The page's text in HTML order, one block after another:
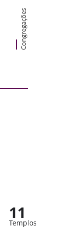
Congregações
11
Templos